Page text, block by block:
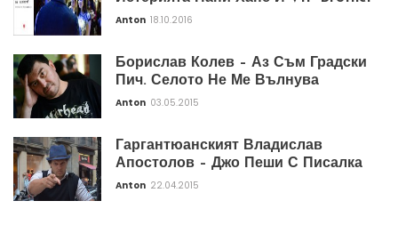
Anton 18.10.2016
Борислав Колев – Аз Съм Градски
Пич. Селото Не Ме Вълнува
Anton 03.05.2015
Гаргантюанският Владислав
Апостолов – Джо Пеши С Писалка
Anton 22.04.2015